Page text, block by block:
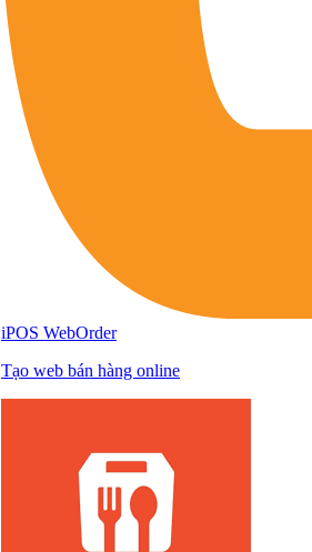
iPOS WebOrder
Tạo web bán hàng online